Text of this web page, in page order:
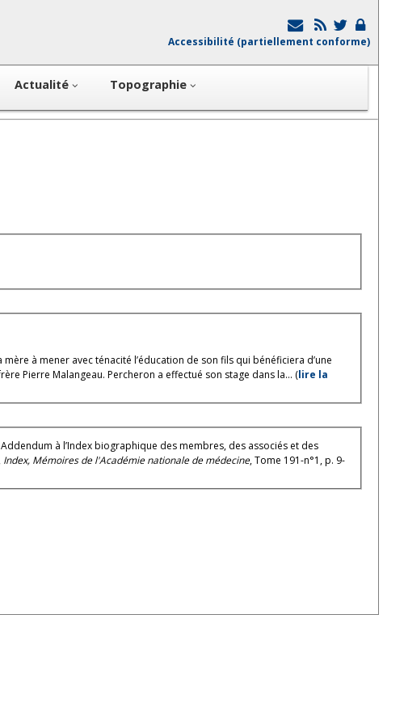
Accessibilité (partiellement conforme)
Actualité Topographie
à mener avec ténacité l’éducation de son fils qui bénéficiera d’une
Pierre Malangeau. Percheron a effectué son stage dans la... (lire la
à l’Index biographique des membres, des associés et des
Index, Mémoires de l'Académie nationale de médecine, Tome 191-n°1, p. 9-